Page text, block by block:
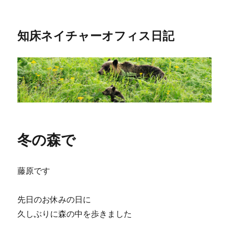
知床ネイチャーオフィス日記
冬の森で
藤原です
先日のお休みの日に
久しぶりに森の中を歩きました